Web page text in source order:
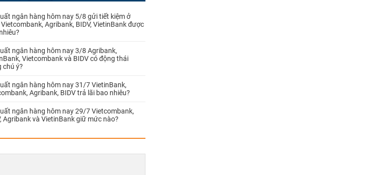
ngân hàng hôm nay 5/8 gửi tiết kiệm ở
Vietcombank, Agribank, BIDV, VietinBank được
ngân hàng hôm nay 3/8 Agribank,
Vietcombank và BIDV có động thái
chú ý?
ngân hàng hôm nay 31/7 VietinBank,
Agribank, BIDV trả lãi bao nhiêu?
ngân hàng hôm nay 29/7 Vietcombank,
Agribank và VietinBank giữ mức nào?